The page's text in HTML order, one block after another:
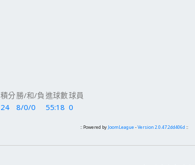
積分勝/和/負 進球數球員
24 8/0/0 55:18 0
:: Powered by JoomLeague -Version 2.0.47.2dd406d ::